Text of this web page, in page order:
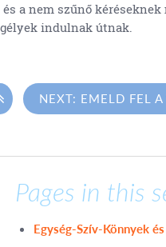
és a nem szűnő
indulnak útnak.
NEXT: EMELD FEL
Pages in this
Egység-Szív-Könnyek